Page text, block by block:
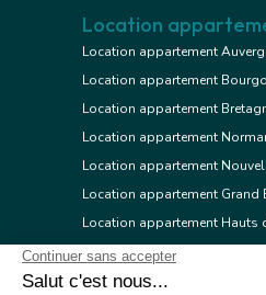
Location
Location appartement
Location appartement
Location appartement
Location appartement
Location appartement
Location appartement Grand
Location appartement Hauts
Location appartement Ile de
Location appartement Centre